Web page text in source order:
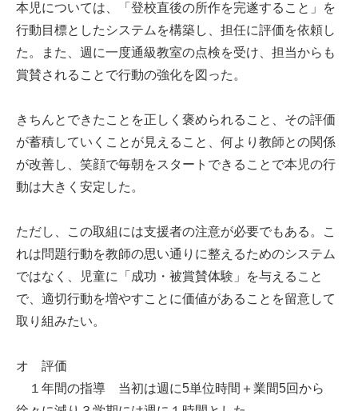
本児については、「登校直後の所作を完遂すること」を
行動目標としたシステムを構築し、担任に評価を依頼し
た。また、週に一度通級教室の点検を受け、担当からも
賞賛されることで行動の強化を図った。
きちんとできたことを正しく褒められること、その評価
が蓄積していくことが見えること、何より教師との関係
が改善し、笑顔で毎朝をスタートできることで本児の行
動は大きく安定した。
ただし、この取組には支援者の注意が必要でもある。こ
れは問題行動を教師の思い通りに整えるためのシステム
ではなく、児童に「成功・被賞賛体験」を与えること
で、適切行動を増やすことに価値があることを留意して
取り組みたい。
オ 評価
１年間の指導 当初は週に5単位時間＋業間5回から